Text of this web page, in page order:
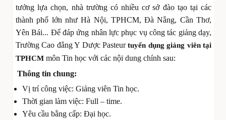
tưởng lựa chọn, nhà trường có nhiều cơ sở đào tạo tại các
thành phố lớn như Hà Nội, TPHCM, Đà Nẵng, Cần Thơ,
Yên Bái... Để đáp ứng nhân lực phục vụ công tác giảng dạy,
Trường Cao đẳng Y Dược Pasteur tuyển dụng giảng viên tại
TPHCM môn Tin học với các nội dung chính sau:
Thông tin chung:
Vị trí công việc: Giảng viên Tin học.
Thời gian làm việc: Full – time.
Yêu cầu bằng cấp: Đại học.